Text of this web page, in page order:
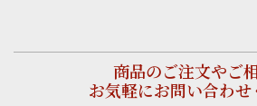
商品のご注文やご
お気軽にお問い合わせ